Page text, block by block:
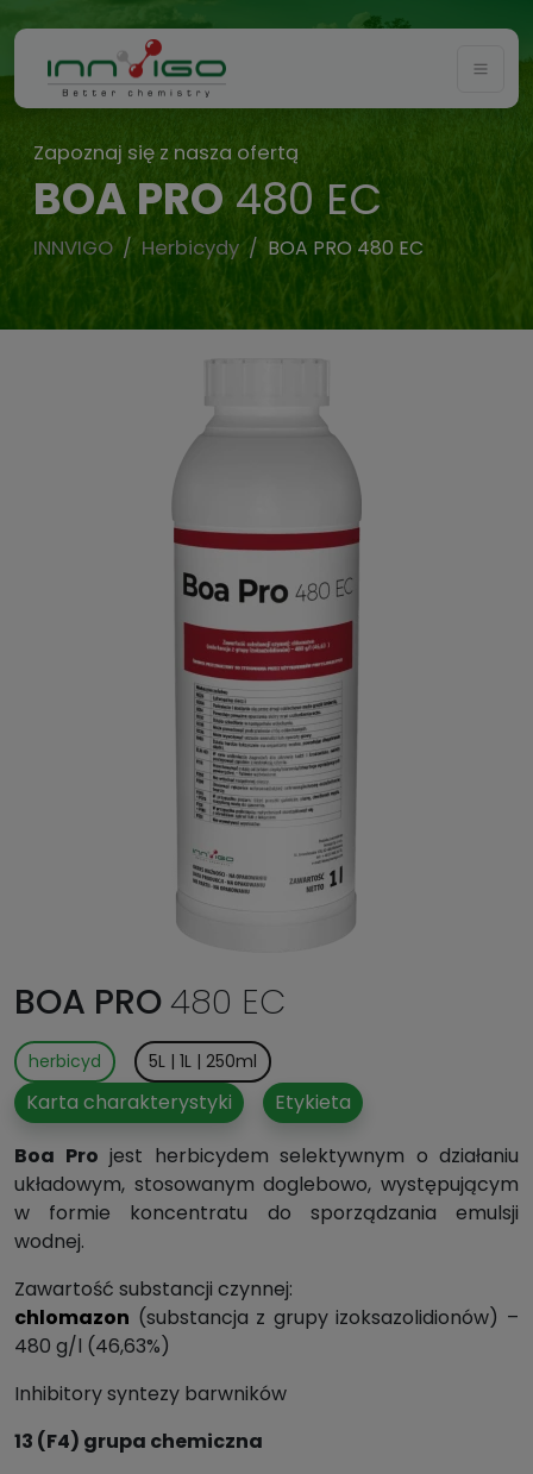
Zapoznaj się z nasza ofertą
BOA PRO 480 EC
INNVIGO Herbicydy BOA PRO 480 EC
BOA PRO480 EC
herbicyd 5L | 1L | 250ml
Karta charakterystyki
Etykieta
Boa Pro jest herbicydem selektywnym o działaniu
układowym, stosowanym doglebowo, występującym
w formie koncentratu do sporządzania emulsji
wodnej.
Zawartość substancji czynnej:
chlomazon (substancja z grupy izoksazolidionów) –
480 g/l (46,63%)
Inhibitory syntezy barwników
13 (F4) grupa chemiczna